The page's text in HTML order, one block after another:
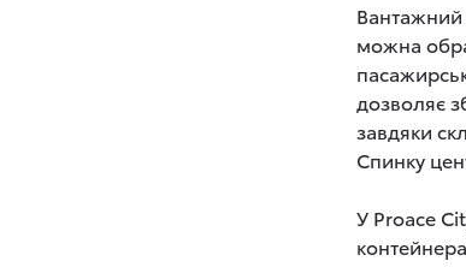
Вантажний
можна
дозволяє
завдяки
Спинку
У Proace